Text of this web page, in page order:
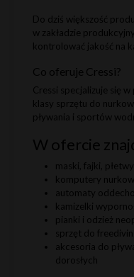
Do dziś większość
w zakładzie
kontrolować jakość na
Co oferuje Cressi?
Cressi specjalizuje się
klasy sprzętu do
pływania i sportów
W ofercie
maski, fajki,
komputery
automaty
kamizelki
pianki i odzież
sprzęt do
akcesoria do
dorosłych